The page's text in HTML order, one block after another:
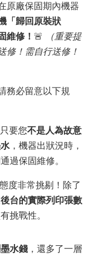
原廠保固期內機器
「歸回原裝狀
維修！ 🚨
（重要提
修！需自行送修！
務必留意以下規
要您不是人為故意
，機器出狀況時，
過保固維修。
態度非常挑剔！除了
後台的實際列印張數
挑戰性。
水錢 ，還多了一層